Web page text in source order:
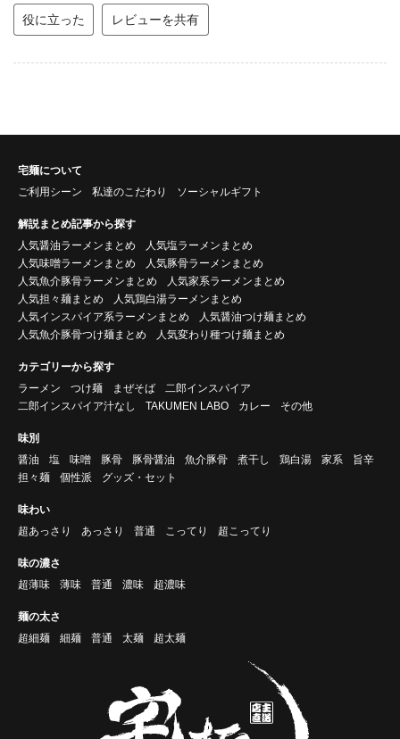
役に立った レビューを共有
宅麺について
ご利用シーン
私達のこだわり ソーシャルギフト
解説まとめ記事から探す
人気醤油ラーメンまとめ
人気塩ラーメンまとめ
人気味噌ラーメンまとめ
人気豚骨ラーメンまとめ
人気魚介豚骨ラーメンまとめ
人気家系ラーメンまとめ
人気担々麺まとめ
人気鶏白湯ラーメンまとめ
人気インスパイア系ラーメンまとめ
人気醤油つけ麺まとめ
人気魚介豚骨つけ麺まとめ
人気変わり種つけ麺まとめ
カテゴリーから探す
ラーメン
つけ麺 まぜそば
二郎インスパイア
二郎インスパイア汁なし
TAKUMEN LABO カレー その他
味別
醤油
塩 味噌 豚骨 豚骨醤油 魚介豚骨 煮干し 鶏白湯 家系
旨辛
担々麺
個性派 グッズ・セット
味わい
超あっさり
あっさり 普通 こってり 超こってり
味の濃さ
超薄味
薄味 普通 濃味 超濃味
麺の太さ
超細麺
細麺 普通 太麺 超太麺